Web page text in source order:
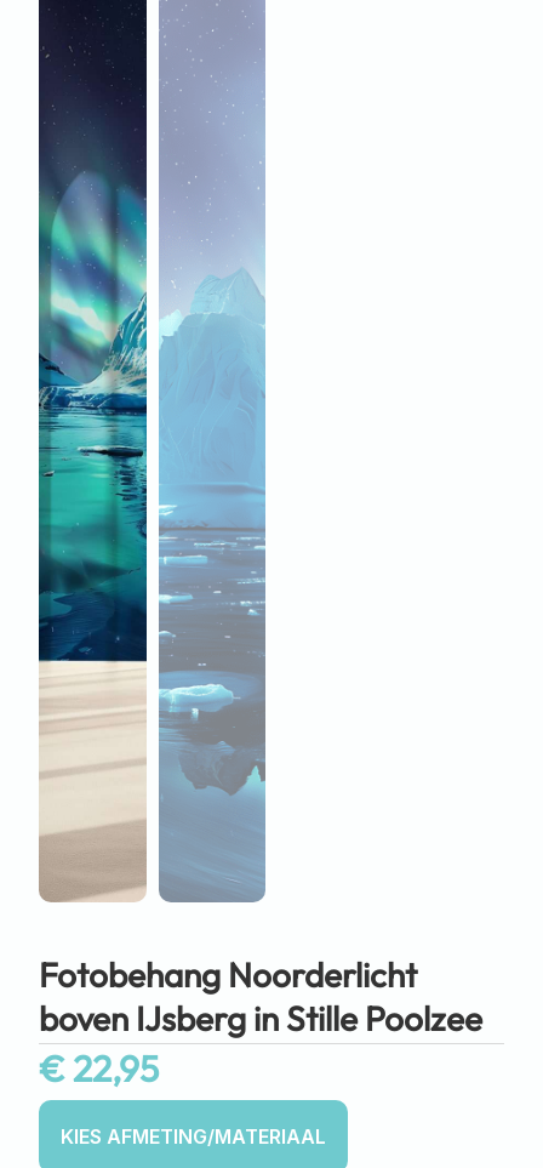
Fotobehang Noorderlicht
boven IJsberg in Stille Poolzee
€22,95